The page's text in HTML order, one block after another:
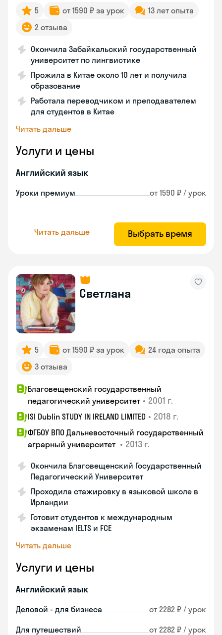
5 от 1590 ₽ за урок
13 лет опыта
2 отзыва
Окончила Забайкальский государственный
университет по лингвистике
Прожила в Китае около 10 лет и получила
образование
Работала переводчиком и преподавателем
для студентов в Китае
Читать дальше
Услуги и цены
Английский язык
Уроки премиум от 1590 ₽ / урок
Читать дальше Выбрать время
Светлана
5 от 1590 ₽ за урок
24 года опыта
3 отзыва
Благовещенский государственный
педагогический университет • 2001 г.
ISI Dublin STUDY IN IRELAND LIMITED • 2018 г.
ФГБОУ ВПО Дальневосточный государственный
аграрный университет • 2013 г.
Окончила Благовещенский Государственный
Педагогический Университет
Проходила стажировку в языковой школе в
Ирландии
Готовит студентов к международным
экзаменам IELTS и FCE
Читать дальше
Услуги и цены
Английский язык
Деловой - для бизнеса от 2282 ₽ / урок
Для путешествий от 2282 ₽ / урок